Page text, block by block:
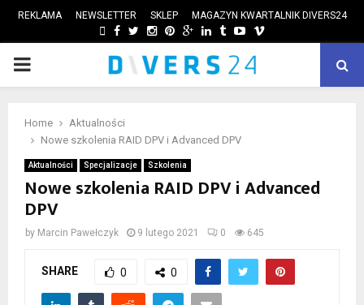
REKLAMA NEWSLETTER SKLEP MAGAZYN KWARTALNIK DIVERS24
FACEBOOK
TWITTER
INSTAGRAM
PINTEREST
GOOGLE
LINKEDIN
TUMBLRYOUTUBE
VIMEO
PRIMARY
Home
Aktualności
Nowe szkolenia RAID DPV i Advanced DPV
Aktualności Specjalizacje Szkolenia
Nowe szkolenia RAID DPV i Advanced
DPV
by Marcin Pawełczyk 9 lutego 2021 0 645
SHARE 0 0